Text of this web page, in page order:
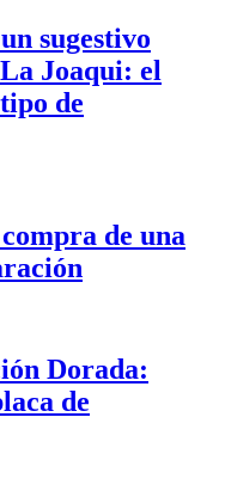
sugestivo
Joaqui: el
de
de una
Dorada:
de